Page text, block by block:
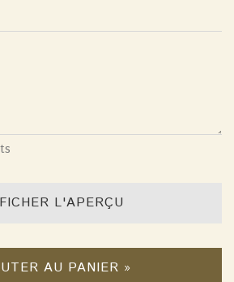
L'APERÇU
AU PANIER »